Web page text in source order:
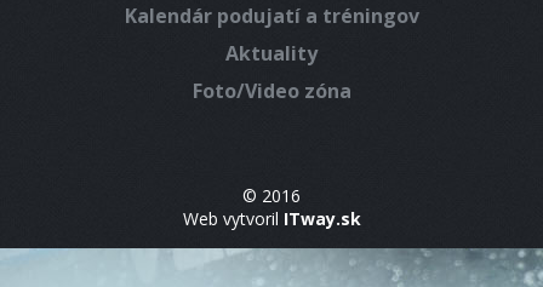
Kalendár podujatí a tréningov
Aktuality
Foto/Video zóna
© 2016
Web vytvoril ITway.sk